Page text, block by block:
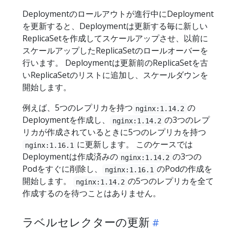
Deploymentのロールアウトが進行中にDeployment
を更新すると、Deploymentは更新する毎に新しい
ReplicaSetを作成してスケールアップさせ、以前に
スケールアップしたReplicaSetのロールオーバーを
行います。 Deploymentは更新前のReplicaSetを古
いReplicaSetのリストに追加し、スケールダウンを
開始します。
例えば、5つのレプリカを持つ nginx:1.14.2 の
Deploymentを作成し、
nginx:1.14.2 の3つのレプ
リカが作成されているときに5つのレプリカを持つ
nginx:1.16.1 に更新します。 このケースでは
Deploymentは作成済みの nginx:1.14.2 の3つの
Podをすぐに削除し、
nginx:1.16.1 のPodの作成を
開始します。
nginx:1.14.2 の5つのレプリカを全て
作成するのを待つことはありません。
ラベルセレクターの更新